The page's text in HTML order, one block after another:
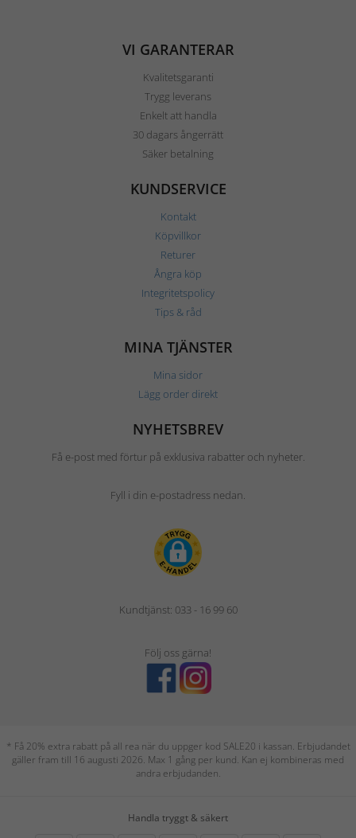
VI GARANTERAR
Kvalitetsgaranti
Trygg leverans
Enkelt att handla
30 dagars ångerrätt
Säker betalning
KUNDSERVICE
Kontakt
Köpvillkor
Returer
Ångra köp
Integritetspolicy
Tips & råd
MINA TJÄNSTER
Mina sidor
Lägg order direkt
NYHETSBREV
Få e-post med förtur på exklusiva rabatter och nyheter.
Fyll i din e-postadress nedan.
Kundtjänst: 033 - 16 99 60
Följ oss gärna!
* Få 20% extra rabatt på all rea när du uppger kod SALE20 i kassan. Erbjudandet
gäller fram till 16 augusti 2026. Max 1 gång per kund. Kan ej kombineras med
andra erbjudanden.
Handla tryggt & säkert